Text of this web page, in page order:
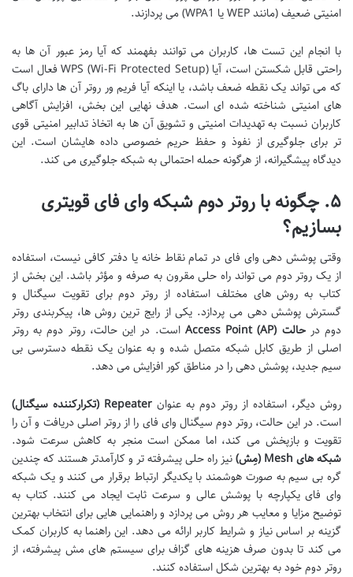
امنیتی ضعیف (مانند WEP یا WPA1) می پردازند.
با انجام این تست ها، کاربران می توانند بفهمند که آیا رمز عبور آن ها به
راحتی قابل شکستن است، آیا WPS (Wi-Fi Protected Setup) فعال است
که می تواند یک نقطه ضعف باشد، یا اینکه آیا فریم ور روتر آن ها دارای باگ
های امنیتی شناخته شده ای است. هدف نهایی این بخش، افزایش آگاهی
کاربران نسبت به تهدیدات امنیتی و تشویق آن ها به اتخاذ تدابیر امنیتی قوی
تر برای جلوگیری از نفوذ و حفظ حریم خصوصی داده هایشان است. این
دیدگاه پیشگیرانه، از هرگونه حمله احتمالی به شبکه جلوگیری می کند.
۵. چگونه با روتر دوم شبکه وای فای قویتری
بسازیم؟
وقتی پوشش دهی وای فای در تمام نقاط خانه یا دفتر کافی نیست، استفاده
از یک روتر دوم می تواند راه حلی مقرون به صرفه و مؤثر باشد. این بخش از
کتاب به روش های مختلف استفاده از روتر دوم برای تقویت سیگنال و
گسترش پوشش دهی می پردازد. یکی از رایج ترین روش ها، پیکربندی روتر
دوم درحالت Access Point (AP)
است. در این حالت، روتر دوم به روتر
اصلی از طریق کابل شبکه متصل شده و به عنوان یک نقطه دسترسی بی
سیم جدید، پوشش دهی را در مناطق کور افزایش می دهد.
روش دیگر، استفاده از روتر دوم به عنوان Repeater (تکرارکننده سیگنال)
است. در این حالت، روتر دوم سیگنال وای فای را از روتر اصلی دریافت و آن را
تقویت و بازپخش می کند، اما ممکن است منجر به کاهش سرعت شود.
شبکه های Mesh (مِش)
نیز راه حلی پیشرفته تر و کارآمدتر هستند که چندین
گره بی سیم به صورت هوشمند با یکدیگر ارتباط برقرار می کنند و یک شبکه
وای فای یکپارچه با پوشش عالی و سرعت ثابت ایجاد می کنند. کتاب به
توضیح مزایا و معایب هر روش می پردازد و راهنمایی هایی برای انتخاب بهترین
گزینه بر اساس نیاز و شرایط کاربر ارائه می دهد. این راهنما به کاربران کمک
می کند تا بدون صرف هزینه های گزاف برای سیستم های مش پیشرفته، از
روتر دوم خود به بهترین شکل استفاده کنند.